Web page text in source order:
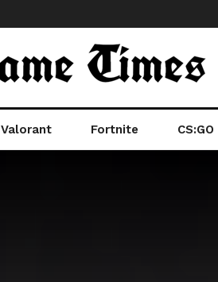
Valorant Fortnite CS:GO